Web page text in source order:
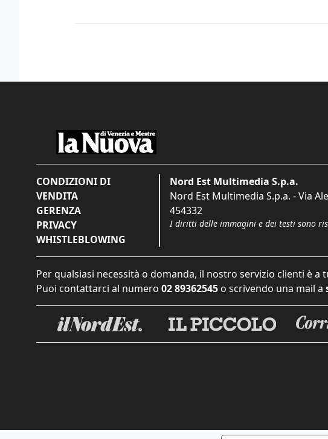
CONDIZIONI DI
VENDITA
GERENZA
PRIVACY
WHISTLEBLOWING
Nord Est Multimedia S.p.a.
Nord Est Multimedia S.p.a. - Via
454332
I diritti delle immagini e dei testi sono
Per qualsiasi necessità o domanda, il nostro servizio clienti è a
Puoi contattarci al numero 02 89362545 o scrivendo una mail a